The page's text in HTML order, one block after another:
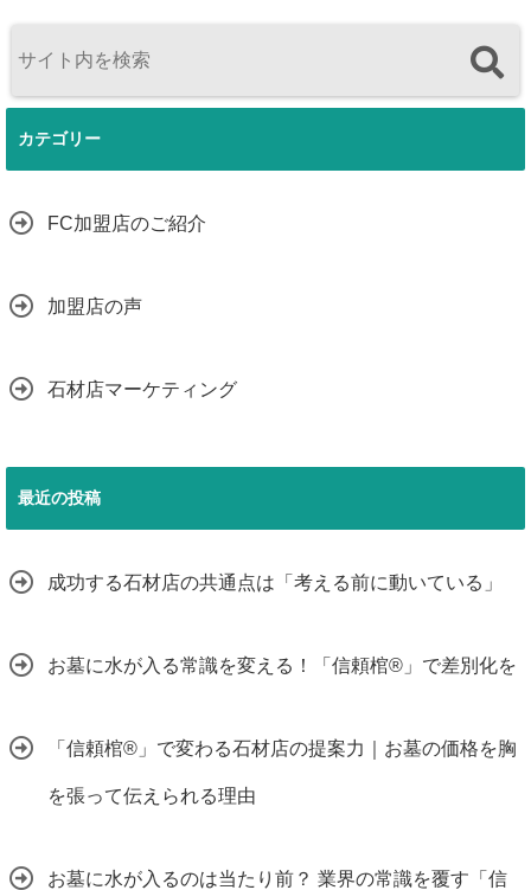
カテゴリー
FC加盟店のご紹介
加盟店の声
石材店マーケティング
最近の投稿
成功する石材店の共通点は「考える前に動いている」
お墓に水が入る常識を変える！「信頼棺®」で差別化を
「信頼棺®」で変わる石材店の提案力｜お墓の価格を胸
を張って伝えられる理由
お墓に水が入るのは当たり前？ 業界の常識を覆す「信